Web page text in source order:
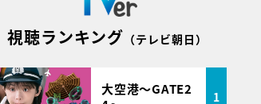
視聴ランキング （テレビ朝日）
大空港～GATE2
1